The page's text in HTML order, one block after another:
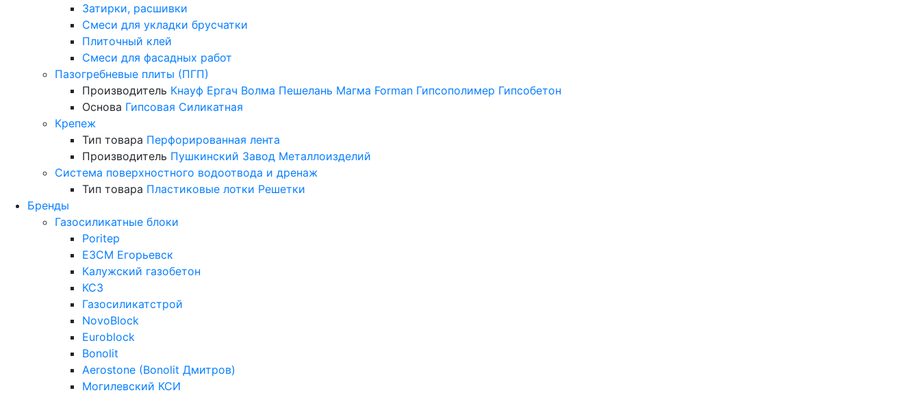
Затирки, расшивки
Смеси для укладки брусчатки
Плиточный клей
Смеси для фасадных работ
Пазогребневые плиты (ПГП)
Производитель Кнауф Ергач Волма Пешелань Магма Forman Гипсополимер Гипсобетон
Основа Гипсовая Силикатная
Крепеж
Тип товара Перфорированная лента
Производитель Пушкинский Завод Металлоизделий
Система поверхностного водоотвода и дренаж
Тип товара Пластиковые лотки Решетки
Бренды
Газосиликатные блоки
Poritep
ЕЗСМ Егорьевск
Калужский газобетон
КСЗ
Газосиликатстрой
NovoBlock
Euroblock
Bonolit
Aerostone (Bonolit Дмитров)
Могилевский КСИ